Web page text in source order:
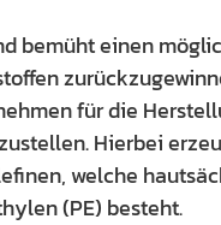
bemüht einen
für die
Hierbei
welche
(PE) besteht.